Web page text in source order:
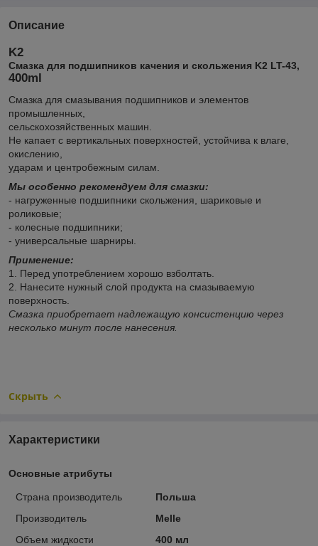
Описание
K2
Смазка для подшипников качения и скольжения K2 LT-43,
400ml
Смазка для смазывания подшипников и элементов
промышленных,
сельскохозяйственных машин.
Не капает с вертикальных поверхностей, устойчива к влаге,
окислению,
ударам и центробежным силам.
Мы особенно рекомендуем для смазки:
- нагруженные подшипники скольжения, шариковые и
роликовые;
- колесные подшипники;
- универсальные шарниры.
Применение:
1. Перед употреблением хорошо взболтать.
2. Нанесите нужный слой продукта на смазываемую
поверхность.
Смазка приобретает надлежащую консистенцию через
несколько минут после нанесения.
Скрыть
Характеристики
Основные атрибуты
Страна производитель
Польша
Производитель
Melle
Объем жидкости
400 мл